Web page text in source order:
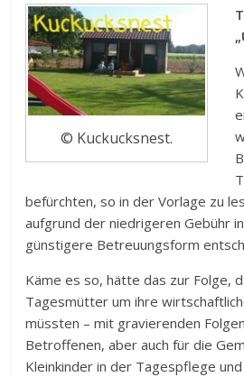
© Kuckucksnest.
befürchten, so in der Vorlage zu
aufgrund der niedrigeren Gebühr
günstigere Betreuungsform
Käme es so, hätte das zur Folge,
Tagesmütter um ihre
müssten – mit gravierenden
Betroffenen, aber auch für die
Kleinkinder in der Tagespflege